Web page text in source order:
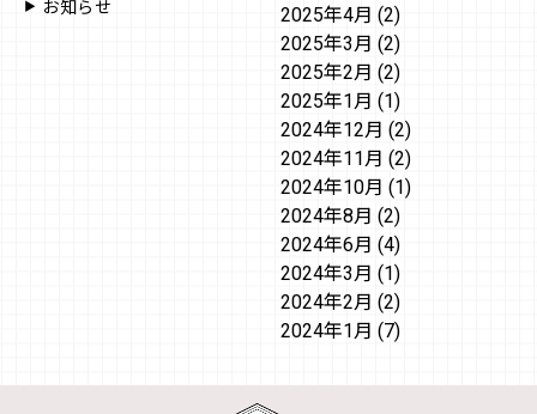
お知らせ
2025年4月 (2)
2025年3月 (2)
2025年2月 (2)
2025年1月 (1)
2024年12月 (2)
2024年11月 (2)
2024年10月 (1)
2024年8月 (2)
2024年6月 (4)
2024年3月 (1)
2024年2月 (2)
2024年1月 (7)